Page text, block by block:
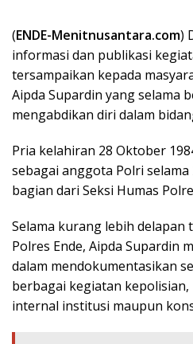
(ENDE-Menitnusantara.com)
informasi dan publikasi
tersampaikan kepada
Aipda Supardin yang selama
mengabdikan diri dalam
Pria kelahiran 28 Oktober
sebagai anggota Polri
bagian dari Seksi Humas
Selama kurang lebih delapan
Polres Ende, Aipda Supardin
dalam mendokumentasikan
berbagai kegiatan
internal institusi maupun